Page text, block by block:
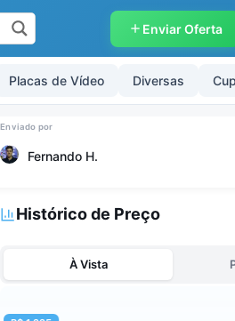
Enviar Oferta
Placas de Vídeo Diversas
Fernando H.
Histórico de Preço
À Vista